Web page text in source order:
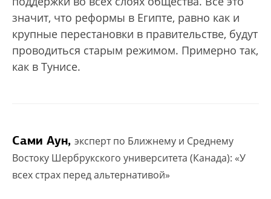
значит, что реформы в Египте, равно как и
крупные перестановки в правительстве, будут
проводиться старым режимом. Примерно так,
как в Тунисе.
Сами Аун, эксперт по Ближнему и Среднему
Востоку Шербрукского университета (Канада): «У
всех страх перед альтернативой»